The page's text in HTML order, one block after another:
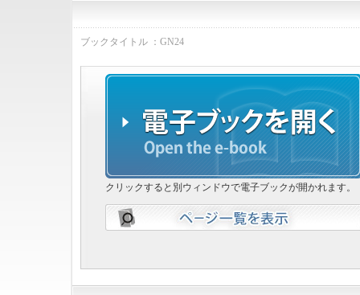
ブックタイトル ：GN24
クリックすると別ウィンドウで電子ブックが開かれます。